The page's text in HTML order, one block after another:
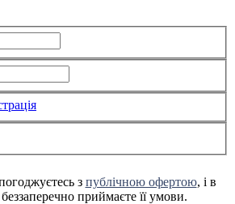
з публічною офертою, і в
приймаєте її умови.